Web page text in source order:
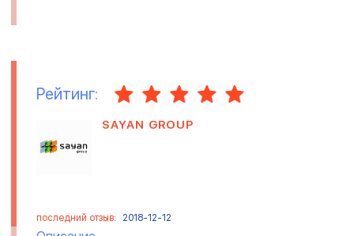
Рейтинг:
SAYAN GROUP
последний отзыв: 2018-12-12